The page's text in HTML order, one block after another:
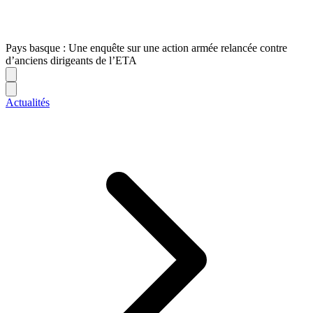
Pays basque : Une enquête sur une action armée relancée contre
d’anciens dirigeants de l’ETA
Actualités